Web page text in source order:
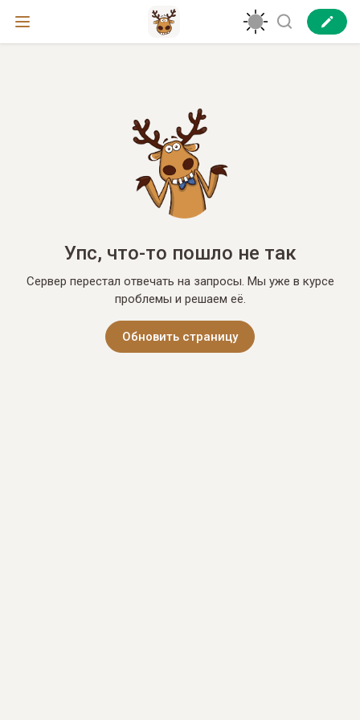
Упс, что-то пошло не так
Сервер перестал отвечать на запросы. Мы уже в курсе
проблемы и решаем её.
Обновить страницу